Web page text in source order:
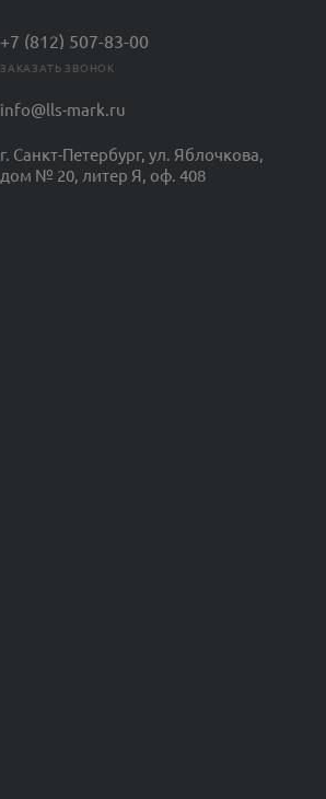
+7 (812) 507-83-00
ЗАКАЗАТЬ ЗВОНОК
info@lls-mark.ru
г. Санкт-Петербург, ул. Яблочкова,
дом № 20, литер Я, оф. 408